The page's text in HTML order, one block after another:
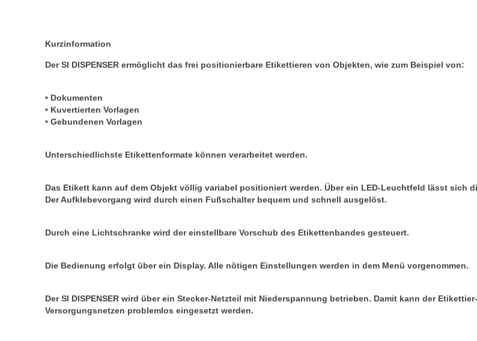
Kurzinformation
Der SI DISPENSER ermöglicht das frei positionierbare Etikettieren von Objekten, wie zum Beispiel von:
• Dokumenten
• Kuvertierten Vorlagen
• Gebundenen Vorlagen
Unterschiedlichste Etikettenformate können verarbeitet werden.
Das Etikett kann auf dem Objekt völlig variabel positioniert werden. Über ein LED-Leuchtfeld lässt sich
Der Aufklebevorgang wird durch einen Fußschalter bequem und schnell ausgelöst.
Durch eine Lichtschranke wird der einstellbare Vorschub des Etikettenbandes gesteuert.
Die Bedienung erfolgt über ein Display. Alle nötigen Einstellungen werden in dem Menü vorgenommen.
Der SI DISPENSER wird über ein Stecker-Netzteil mit Niederspannung betrieben. Damit kann der
Versorgungsnetzen problemlos eingesetzt werden.